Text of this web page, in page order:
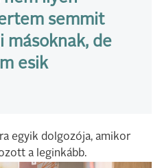
semmit
másoknak, de
esik
egyik dolgozója, amikor
a leginkább.